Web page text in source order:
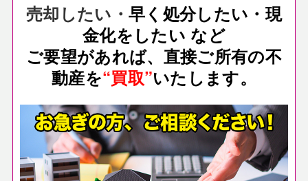
売却したい・早く処分したい・現
金化をしたい など
ご要望があれば、直接ご所有の不
動産を“買取”いたします。